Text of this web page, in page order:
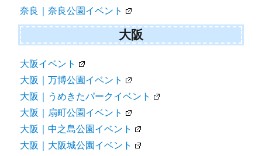
奈良｜奈良公園イベント
大阪
大阪イベント
大阪｜万博公園イベント
大阪｜うめきたパークイベント
大阪｜扇町公園イベント
大阪｜中之島公園イベント
大阪｜大阪城公園イベント